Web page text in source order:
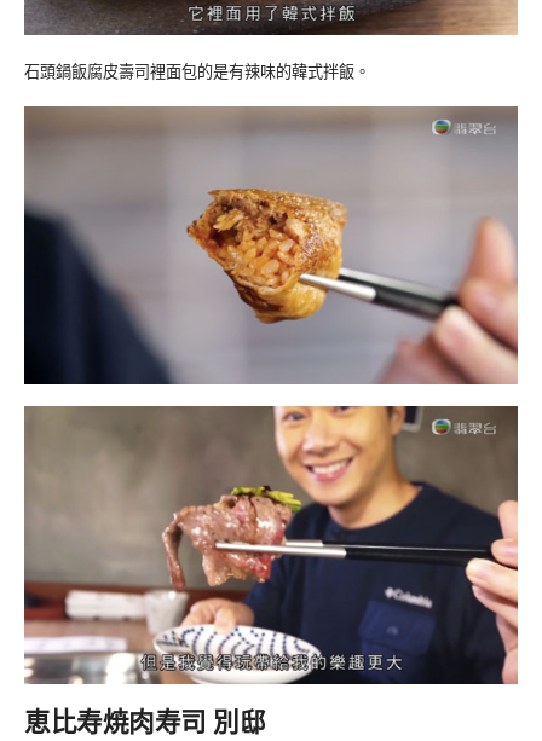
石頭鍋飯腐皮壽司裡面包的是有辣味的韓式拌飯。
恵比寿焼肉寿司 別邸